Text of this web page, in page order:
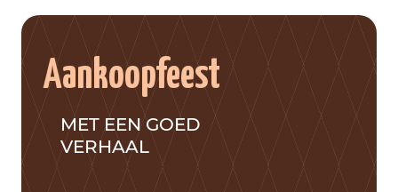
Aankoopfeest
MET EEN GOED
VERHAAL